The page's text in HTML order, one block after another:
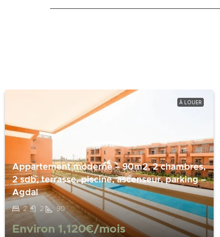
À LOUER
Appartement moderne – 90m2, 2 chambres,
2 sdb, terrasse, piscine, ascenseur, parking –
Agdal
2 2 90
Environ 1,120€/mois